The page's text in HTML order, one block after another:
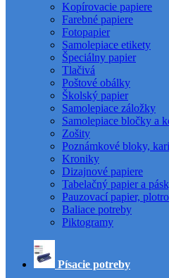
Kopírovacie papiere
Farebné papiere
Fotopapier
Samolepiace etikety
Špeciálny papier
Tlačivá
Poštové obálky
Školský papier
Samolepiace záložky
Samolepiace bločky a
Zošity
Poznámkové bloky,
Kroniky
Dizajnové papiere
Tabelačný papier a
Pauzovací papier,
Baliace potreby
Piktogramy
Písacie potreby